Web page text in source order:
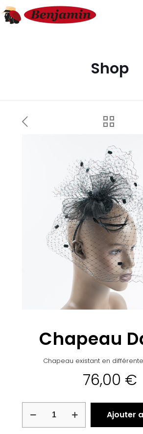
Shop
Chapeau
Chapeau existant en
76,00 €
Chapeau
Ajouter